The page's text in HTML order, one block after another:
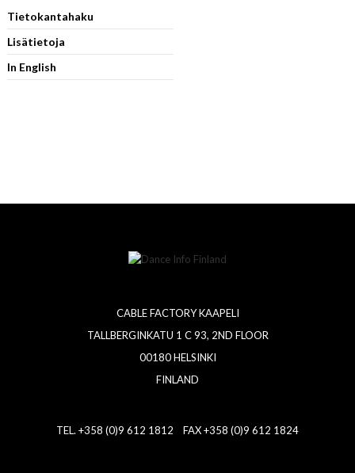
Tietokantahaku
Lisätietoja
In English
CABLE FACTORY KAAPELI
TALLBERGINKATU 1 C 93, 2ND FLOOR
00180 HELSINKI
FINLAND
TEL. +358 (0)9 612 1812 FAX +358 (0)9 612 1824